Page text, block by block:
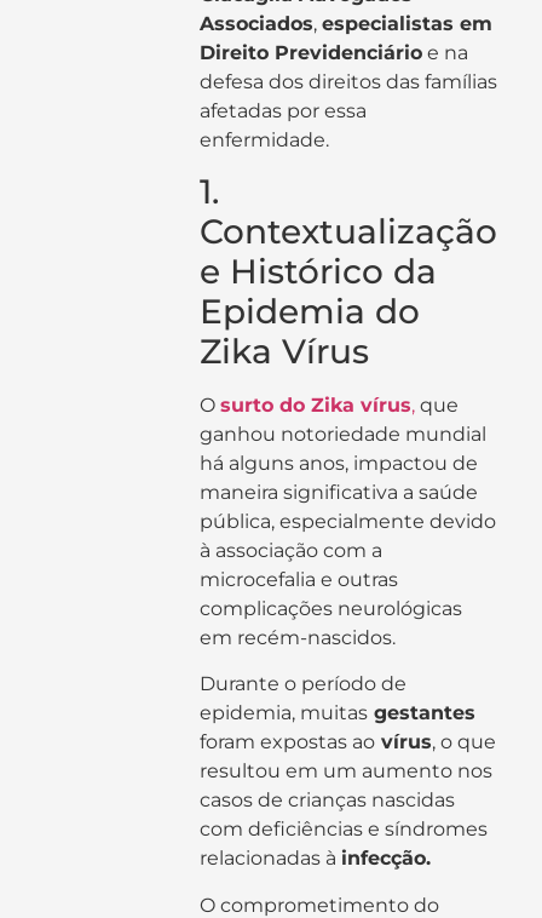
Associados, especialistas em
Direito Previdenciário e na
defesa dos direitos das famílias
afetadas por essa
enfermidade.
1.
Contextualização
e Histórico da
Epidemia do
Zika Vírus
O surto do Zika vírus, que
ganhou notoriedade mundial
há alguns anos, impactou de
maneira significativa a saúde
pública, especialmente devido
à associação com a
microcefalia e outras
complicações neurológicas
em recém-nascidos.
Durante o período de
epidemia, muitas gestantes
foram expostas ao vírus, o que
resultou em um aumento nos
casos de crianças nascidas
com deficiências e síndromes
relacionadas à infecção.
O comprometimento do